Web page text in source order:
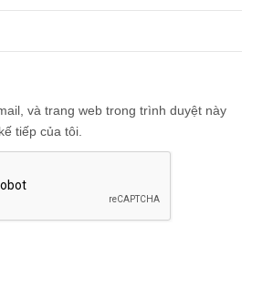
và trang web trong trình duyệt này
tiếp của tôi.